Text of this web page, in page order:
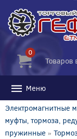
0
Товаров
Меню
Электромагнитные
муфты, тормоза,
пружинные »